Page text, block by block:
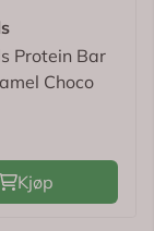
Protein Bar
Choco
Kjøp